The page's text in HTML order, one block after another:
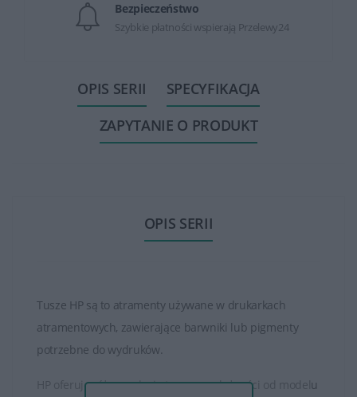
Bezpieczeństwo
Szybkie płatności wspierają Przelewy24
OPIS SERII
SPECYFIKACJA
ZAPYTANIE O PRODUKT
OPIS SERII
Tusze HP są to atramenty używane w drukarkach
atramentowych, zawierające barwniki lub pigmenty
potrzebne do wydruków.
HP oferuje różne rodzaje tuszy, w zależności od modelu